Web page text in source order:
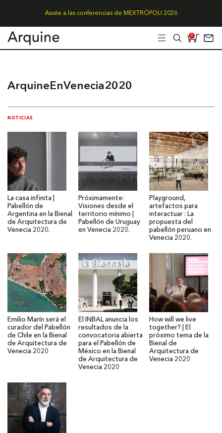
Asiste a las conferencias de MEXTRÓPOLI 2026
0
ArquineEnVenecia2020
NOTICIAS
La casa infinita |
Pabellón de
Argentina en la Bienal
de Arquitectura de
Venecia 2020.
Próximamente:
Visiones desde el
territorio mínimo |
Pabellón de Uruguay
en Venecia 2020.
Playground,
artefactos para
interactuar : La
propuesta del
pabellón peruano en
Venecia 2020.
Emilio Marín será el
curador del Pabellón
de Chile en la Bienal
de Arquitectura de
Venecia 2020
El INBAL anuncia los
resultados de la
convocatoria abierta
para el Pabellón de
México en la Bienal
de Arquitectura de
Venecia 2020
How will we live
together? | El
próximo tema de la
Bienal de
Arquitectura de
Venecia 2020